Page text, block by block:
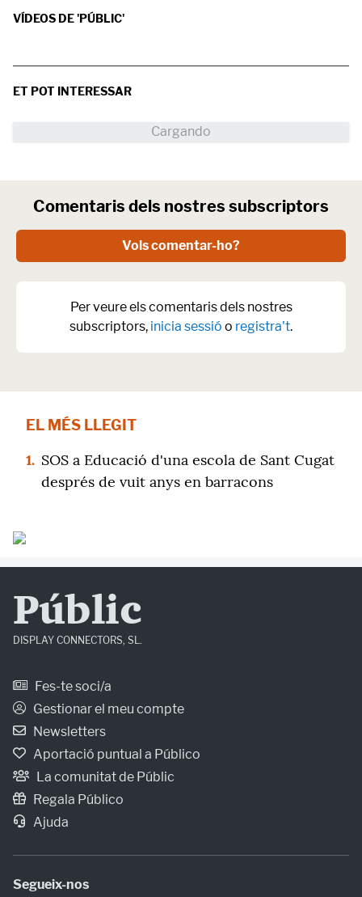
VÍDEOS DE 'PÚBLIC'
ET POT INTERESSAR
Comentaris dels nostres subscriptors
Vols comentar-ho?
Per veure els comentaris dels nostres
subscriptors, inicia sessió o registra't.
EL MÉS LLEGIT
1. SOS a Educació d'una escola de Sant Cugat
després de vuit anys en barracons
Públic
DISPLAY CONNECTORS, SL.
Fes-te soci/a
Gestionar el meu compte
Newsletters
Aportació puntual a Público
La comunitat de Públic
Regala Público
Ajuda
Segueix-nos